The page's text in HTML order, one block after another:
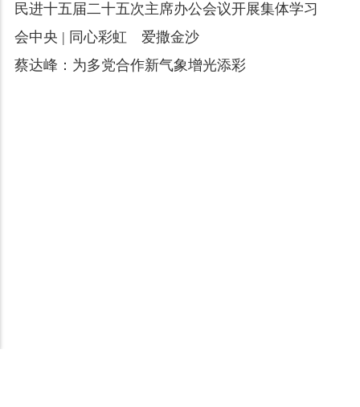
民进十五届二十五次主席办公会议开展集体学习
会中央 | 同心彩虹 爱撒金沙
蔡达峰：为多党合作新气象增光添彩